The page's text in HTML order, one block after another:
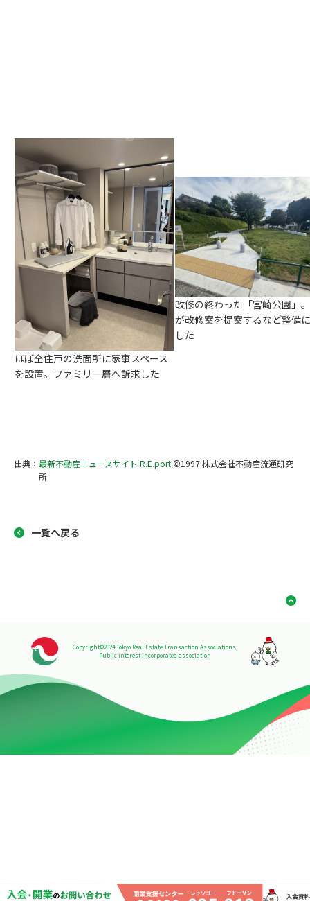
ほぼ全住戸の洗面所に家事スペース
を設置。ファミリー層へ訴求した
改修の終わった「宮崎公園」
が改修案を提案するなど整備
した
出典： 最新不動産ニュースサイト R.E.port ©1997 株式会社不動産流通研究
所
一覧へ戻る
Copyright©2024 Tokyo Real Estate Transaction Associations,
Public interest incorporated association